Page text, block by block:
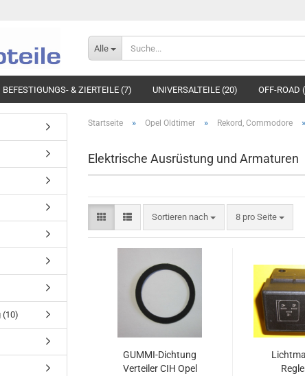
Alle
BEFESTIGUNGS- & ZIERTEILE (7) UNIVERSALTEILE (20) OFF-ROAD
Startseite » Opel Oldtimer » Rekord, Commodore »
Elektrische Ausrüstung und Armaturen
Sortieren nach 8 pro Seite
GUMMI-Dichtung
Verteiler CIH Opel
(10)